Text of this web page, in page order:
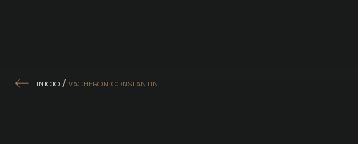
INICIO / VACHERON CONSTANTIN